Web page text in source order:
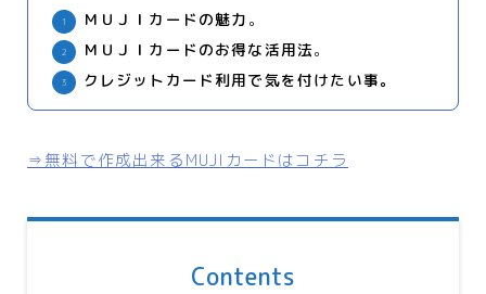
ＭＵＪＩカードの魅力 。
ＭＵＪＩカードのお得な活用法。
クレジットカード利用で気を付けたい事。
⇒無料で作成出来るMUJIカードはコチラ
Contents